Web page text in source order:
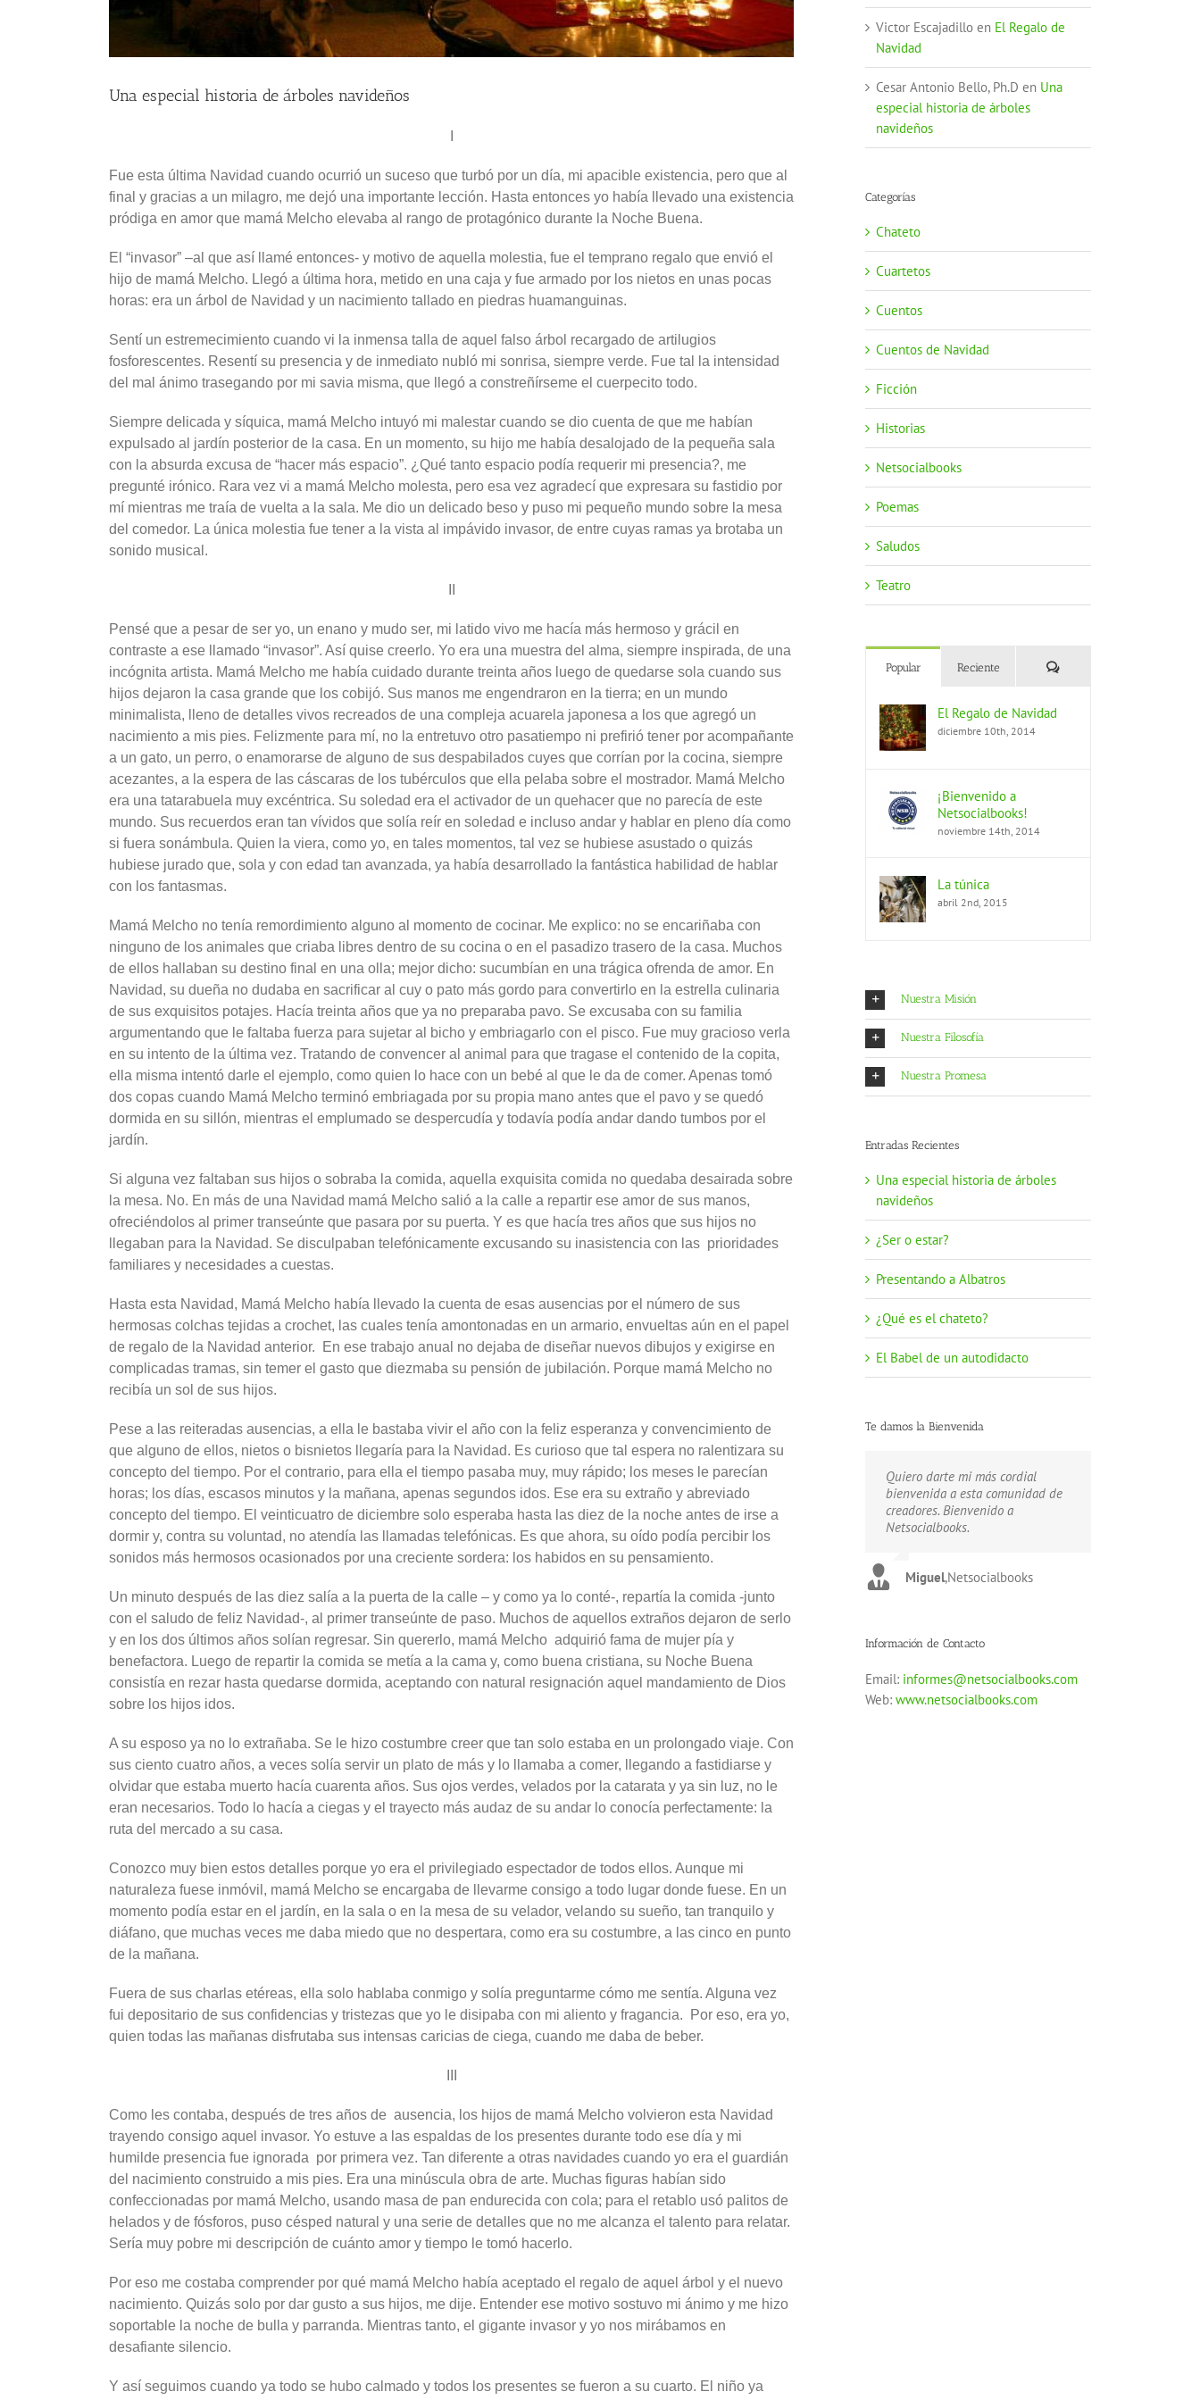
Una especial historia de árboles navideños
Fue esta última Navidad cuando ocurrió un suceso que turbó por un día, mi apacible existencia, pero que al
final y gracias a un milagro, me dejó una importante lección. Hasta entonces yo había llevado una existencia
pródiga en amor que mamá Melcho elevaba al rango de protagónico durante la Noche Buena.
El “invasor” –al que así llamé entonces- y motivo de aquella molestia, fue el temprano regalo que envió el
hijo de mamá Melcho. Llegó a última hora, metido en una caja y fue armado por los nietos en unas pocas
horas: era un árbol de Navidad y un nacimiento tallado en piedras huamanguinas.
Sentí un estremecimiento cuando vi la inmensa talla de aquel falso árbol recargado de artilugios
fosforescentes. Resentí su presencia y de inmediato nubló mi sonrisa, siempre verde. Fue tal la intensidad
del mal ánimo trasegando por mi savia misma, que llegó a constreñírseme el cuerpecito todo.
Siempre delicada y síquica, mamá Melcho intuyó mi malestar cuando se dio cuenta de que me habían
expulsado al jardín posterior de la casa. En un momento, su hijo me había desalojado de la pequeña sala
con la absurda excusa de “hacer más espacio”. ¿Qué tanto espacio podía requerir mi presencia?, me
pregunté irónico. Rara vez vi a mamá Melcho molesta, pero esa vez agradecí que expresara su fastidio por
mí mientras me traía de vuelta a la sala. Me dio un delicado beso y puso mi pequeño mundo sobre la mesa
del comedor. La única molestia fue tener a la vista al impávido invasor, de entre cuyas ramas ya brotaba un
sonido musical.
Pensé que a pesar de ser yo, un enano y mudo ser, mi latido vivo me hacía más hermoso y grácil en
contraste a ese llamado “invasor”. Así quise creerlo. Yo era una muestra del alma, siempre inspirada, de una
incógnita artista. Mamá Melcho me había cuidado durante treinta años luego de quedarse sola cuando sus
hijos dejaron la casa grande que los cobijó. Sus manos me engendraron en la tierra; en un mundo
minimalista, lleno de detalles vivos recreados de una compleja acuarela japonesa a los que agregó un
nacimiento a mis pies. Felizmente para mí, no la entretuvo otro pasatiempo ni prefirió tener por acompañante
a un gato, un perro, o enamorarse de alguno de sus despabilados cuyes que corrían por la cocina, siempre
acezantes, a la espera de las cáscaras de los tubérculos que ella pelaba sobre el mostrador. Mamá Melcho
era una tatarabuela muy excéntrica. Su soledad era el activador de un quehacer que no parecía de este
mundo. Sus recuerdos eran tan vívidos que solía reír en soledad e incluso andar y hablar en pleno día como
si fuera sonámbula. Quien la viera, como yo, en tales momentos, tal vez se hubiese asustado o quizás
hubiese jurado que, sola y con edad tan avanzada, ya había desarrollado la fantástica habilidad de hablar
con los fantasmas.
Mamá Melcho no tenía remordimiento alguno al momento de cocinar. Me explico: no se encariñaba con
ninguno de los animales que criaba libres dentro de su cocina o en el pasadizo trasero de la casa. Muchos
de ellos hallaban su destino final en una olla; mejor dicho: sucumbían en una trágica ofrenda de amor. En
Navidad, su dueña no dudaba en sacrificar al cuy o pato más gordo para convertirlo en la estrella culinaria
de sus exquisitos potajes. Hacía treinta años que ya no preparaba pavo. Se excusaba con su familia
argumentando que le faltaba fuerza para sujetar al bicho y embriagarlo con el pisco. Fue muy gracioso verla
en su intento de la última vez. Tratando de convencer al animal para que tragase el contenido de la copita,
ella misma intentó darle el ejemplo, como quien lo hace con un bebé al que le da de comer. Apenas tomó
dos copas cuando Mamá Melcho terminó embriagada por su propia mano antes que el pavo y se quedó
dormida en su sillón, mientras el emplumado se despercudía y todavía podía andar dando tumbos por el
jardín.
Si alguna vez faltaban sus hijos o sobraba la comida, aquella exquisita comida no quedaba desairada sobre
la mesa. No. En más de una Navidad mamá Melcho salió a la calle a repartir ese amor de sus manos,
ofreciéndolos al primer transeúnte que pasara por su puerta. Y es que hacía tres años que sus hijos no
llegaban para la Navidad. Se disculpaban telefónicamente excusando su inasistencia con las prioridades
familiares y necesidades a cuestas.
Hasta esta Navidad, Mamá Melcho había llevado la cuenta de esas ausencias por el número de sus
hermosas colchas tejidas a crochet, las cuales tenía amontonadas en un armario, envueltas aún en el papel
de regalo de la Navidad anterior. En ese trabajo anual no dejaba de diseñar nuevos dibujos y exigirse en
complicadas tramas, sin temer el gasto que diezmaba su pensión de jubilación. Porque mamá Melcho no
recibía un sol de sus hijos.
Pese a las reiteradas ausencias, a ella le bastaba vivir el año con la feliz esperanza y convencimiento de
que alguno de ellos, nietos o bisnietos llegaría para la Navidad. Es curioso que tal espera no ralentizara su
concepto del tiempo. Por el contrario, para ella el tiempo pasaba muy, muy rápido; los meses le parecían
horas; los días, escasos minutos y la mañana, apenas segundos idos. Ese era su extraño y abreviado
concepto del tiempo. El veinticuatro de diciembre solo esperaba hasta las diez de la noche antes de irse a
dormir y, contra su voluntad, no atendía las llamadas telefónicas. Es que ahora, su oído podía percibir los
sonidos más hermosos ocasionados por una creciente sordera: los habidos en su pensamiento.
Un minuto después de las diez salía a la puerta de la calle – y como ya lo conté-, repartía la comida -junto
con el saludo de feliz Navidad-, al primer transeúnte de paso. Muchos de aquellos extraños dejaron de serlo
y en los dos últimos años solían regresar. Sin quererlo, mamá Melcho adquirió fama de mujer pía y
benefactora. Luego de repartir la comida se metía a la cama y, como buena cristiana, su Noche Buena
consistía en rezar hasta quedarse dormida, aceptando con natural resignación aquel mandamiento de Dios
sobre los hijos idos.
A su esposo ya no lo extrañaba. Se le hizo costumbre creer que tan solo estaba en un prolongado viaje. Con
sus ciento cuatro años, a veces solía servir un plato de más y lo llamaba a comer, llegando a fastidiarse y
olvidar que estaba muerto hacía cuarenta años. Sus ojos verdes, velados por la catarata y ya sin luz, no le
eran necesarios. Todo lo hacía a ciegas y el trayecto más audaz de su andar lo conocía perfectamente: la
ruta del mercado a su casa.
Conozco muy bien estos detalles porque yo era el privilegiado espectador de todos ellos. Aunque mi
naturaleza fuese inmóvil, mamá Melcho se encargaba de llevarme consigo a todo lugar donde fuese. En un
momento podía estar en el jardín, en la sala o en la mesa de su velador, velando su sueño, tan tranquilo y
diáfano, que muchas veces me daba miedo que no despertara, como era su costumbre, a las cinco en punto
de la mañana.
Fuera de sus charlas etéreas, ella solo hablaba conmigo y solía preguntarme cómo me sentía. Alguna vez
fui depositario de sus confidencias y tristezas que yo le disipaba con mi aliento y fragancia. Por eso, era yo,
quien todas las mañanas disfrutaba sus intensas caricias de ciega, cuando me daba de beber.
Como les contaba, después de tres años de ausencia, los hijos de mamá Melcho volvieron esta Navidad
trayendo consigo aquel invasor. Yo estuve a las espaldas de los presentes durante todo ese día y mi
humilde presencia fue ignorada por primera vez. Tan diferente a otras navidades cuando yo era el guardián
del nacimiento construido a mis pies. Era una minúscula obra de arte. Muchas figuras habían sido
confeccionadas por mamá Melcho, usando masa de pan endurecida con cola; para el retablo usó palitos de
helados y de fósforos, puso césped natural y una serie de detalles que no me alcanza el talento para relatar.
Sería muy pobre mi descripción de cuánto amor y tiempo le tomó hacerlo.
Por eso me costaba comprender por qué mamá Melcho había aceptado el regalo de aquel árbol y el nuevo
nacimiento. Quizás solo por dar gusto a sus hijos, me dije. Entender ese motivo sostuvo mi ánimo y me hizo
soportable la noche de bulla y parranda. Mientras tanto, el gigante invasor y yo nos mirábamos en
desafiante silencio.
Y así seguimos cuando ya todo se hubo calmado y todos los presentes se fueron a su cuarto. El niño ya
Victor Escajadillo en El Regalo de
Navidad
Cesar Antonio Bello, Ph.D en Una
especial historia de árboles
navideños
Categorías
Chateto
Cuartetos
Cuentos
Cuentos de Navidad
Ficción
Historias
Netsocialbooks
Poemas
Saludos
Teatro
Popular Reciente Comentarios
El Regalo de Navidad
diciembre 10th, 2014
¡Bienvenido a
Netsocialbooks!
noviembre 14th, 2014
La túnica
abril 2nd, 2015
Nuestra Misión
Nuestra Filosofía
Nuestra Promesa
Entradas Recientes
Una especial historia de árboles
navideños
¿Ser o estar?
Presentando a Albatros
¿Qué es el chateto?
El Babel de un autodidacto
Te damos la Bienvenida
Quiero darte mi más cordial
bienvenida a esta comunidad de
creadores. Bienvenido a
Netsocialbooks.
Miguel,Netsocialbooks
Estamos aquí para ayudarte a
publicar tus creaciones.
Bienvenido a Netsocialbooks.
Unete a nuestra Comunidad de
escritores. Bienvenido a
Netsocialbooks.
Información de Contacto
Email: informes@netsocialbooks.com
Web: www.netsocialbooks.com